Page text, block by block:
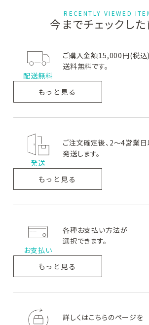
RECENTLY VIEWED
今までチェックし
配送無料
ご購入金額15,000円(税込)
送料無料です。
もっと見る
発送
ご注文確定後、2～4営業
発送します。
もっと見る
お支払い
各種お支払い方法が
選択できます。
もっと見る
詳しくはこちらのページを